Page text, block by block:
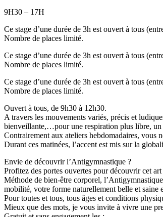
9H30 – 17H
Ce stage d’une durée de 3h est ouvert à tous
Nombre de places limité.
Ce stage d’une durée de 3h est ouvert à tous
Nombre de places limité.
Ce stage d’une durée de 3h est ouvert à tous
Nombre de places limité.
Ouvert à tous, de 9h30 à 12h30.
A travers les mouvements variés, précis et
bienveillante,…pour une respiration plus libre, un
Contrairement aux ateliers hebdomadaires, vous
Durant ces matinées, l’accent est mis sur la
Envie de découvrir l’Antigymnastique ?
Profitez des portes ouvertes pour découvrir cet art
Méthode de bien-être corporel,
mobilité, votre forme naturellement belle et saine
Pour toutes et tous, tous âges et conditions
Mieux que des mots, je vous invite à vivre une